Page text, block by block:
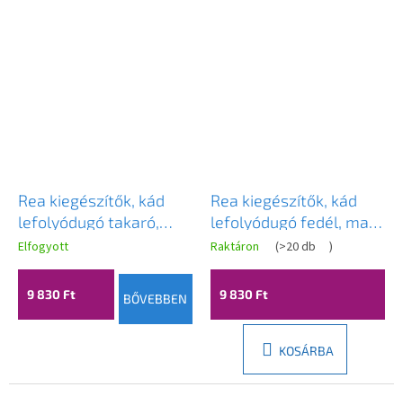
Rea kiegészítők, kád
lefolyódugó takaró,
matt réz, REA-00998
Elfogyott
9 830 Ft BŐVEBBEN
Rea kiegészítők, kád
lefolyódugó fedél, matt
fekete, REA-00996
Raktáron (>20 db )
9 830 Ft
KOSÁRBA